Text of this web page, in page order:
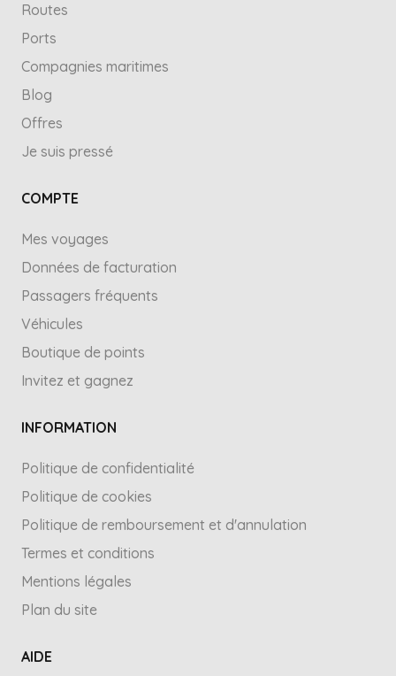
Routes
Ports
Compagnies maritimes
Blog
Offres
Je suis pressé
COMPTE
Mes voyages
Données de facturation
Passagers fréquents
Véhicules
Boutique de points
Invitez et gagnez
INFORMATION
Politique de confidentialité
Politique de cookies
Politique de remboursement et d'annulation
Termes et conditions
Mentions légales
Plan du site
AIDE